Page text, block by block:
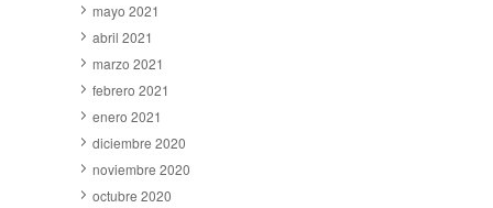
mayo 2021
abril 2021
marzo 2021
febrero 2021
enero 2021
diciembre 2020
noviembre 2020
octubre 2020